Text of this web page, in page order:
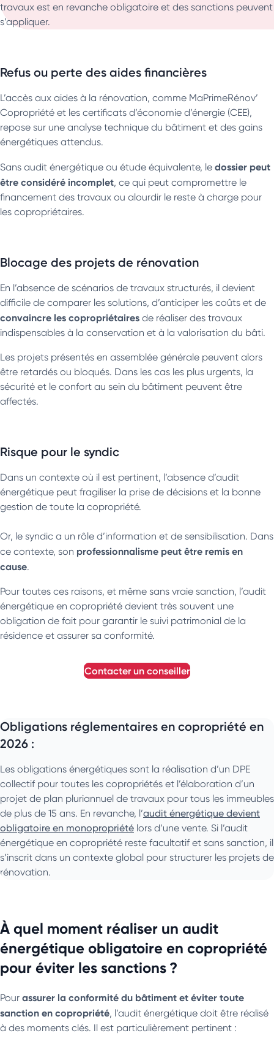
travaux est en revanche obligatoire et des sanctions peuvent
s’appliquer.
Refus ou perte des aides financières
L’accès aux aides à la rénovation, comme MaPrimeRénov’
Copropriété et les certificats d’économie d’énergie (CEE),
repose sur une analyse technique du bâtiment et des gains
énergétiques attendus.
Sans audit énergétique ou étude équivalente, le dossier peut
être considéré incomplet, ce qui peut compromettre le
financement des travaux ou alourdir le reste à charge pour
les copropriétaires.
Blocage des projets de rénovation
En l’absence de scénarios de travaux structurés, il devient
difficile de comparer les solutions, d’anticiper les coûts et de
convaincre les copropriétaires de réaliser des travaux
indispensables à la conservation et à la valorisation du bâti.
Les projets présentés en assemblée générale peuvent alors
être retardés ou bloqués. Dans les cas les plus urgents, la
sécurité et le confort au sein du bâtiment peuvent être
affectés.
Risque pour le syndic
Dans un contexte où il est pertinent, l’absence d’audit
énergétique peut fragiliser la prise de décisions et la bonne
gestion de toute la copropriété.
Or, le syndic a un rôle d’information et de sensibilisation. Dans
ce contexte, son professionnalisme peut être remis en
cause.
Pour toutes ces raisons, et même sans vraie sanction, l’audit
énergétique en copropriété devient très souvent une
obligation de fait pour garantir le suivi patrimonial de la
résidence et assurer sa conformité.
contacter un conseiller
Obligations réglementaires en copropriété en
2026 :
Les obligations énergétiques sont la réalisation d’un DPE
collectif pour toutes les copropriétés et l’élaboration d’un
projet de plan pluriannuel de travaux pour tous les immeubles
de plus de 15 ans. En revanche, l’audit énergétique devient
obligatoire en monopropriété lors d’une vente. Si l’audit
énergétique en copropriété reste facultatif et sans sanction, il
s’inscrit dans un contexte global pour structurer les projets de
rénovation.
À quel moment réaliser un audit
énergétique obligatoire en copropriété
pour éviter les sanctions ?
Pour assurer la conformité du bâtiment et éviter toute
sanction en copropriété, l’audit énergétique doit être réalisé
à des moments clés. Il est particulièrement pertinent :